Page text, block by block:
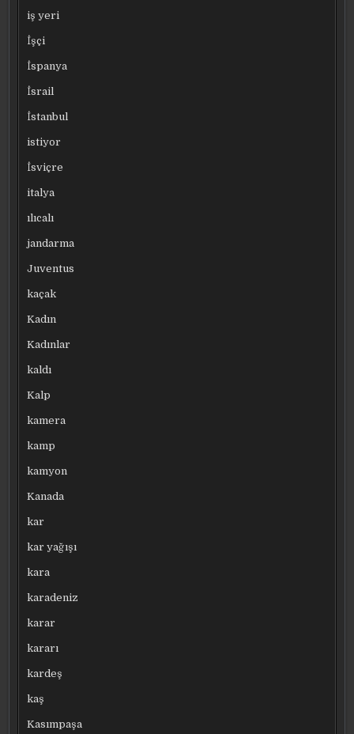
iş yeri
İşçi
İspanya
İsrail
İstanbul
istiyor
İsviçre
italya
ılıcalı
jandarma
Juventus
kaçak
Kadın
Kadınlar
kaldı
Kalp
kamera
kamp
kamyon
Kanada
kar
kar yağışı
kara
karadeniz
karar
kararı
kardeş
kaş
Kasımpaşa